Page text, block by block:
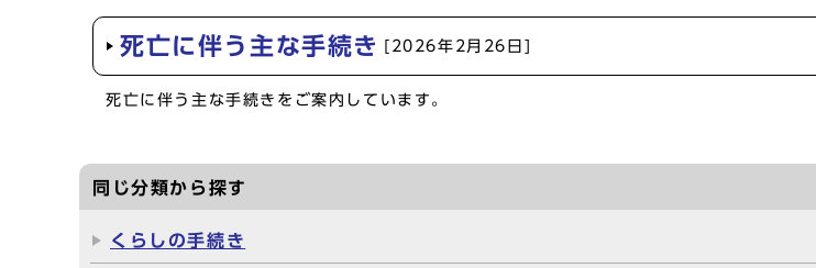
死亡に伴う主な手続き [2026年2月26日]
死亡に伴う主な手続きをご案内しています。
同じ分類から探す
くらしの手続き